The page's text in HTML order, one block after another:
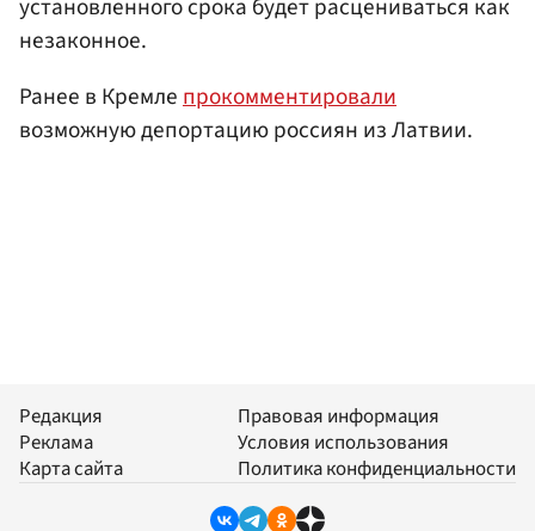
установленного срока будет расцениваться как
незаконное.
Ранее в Кремлепрокомментировали
возможную депортацию россиян из Латвии.
Редакция
Реклама
Карта сайта
Правовая информация
Условия использования
Политика конфиденциальности